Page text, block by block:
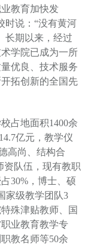
教育加快发
时说：“没有黄河
长期以来，经过
学院已成为一所
优良、技术服务
拓创新的全国先
占地面积1400余
亿元，教学仪
高尚、结构合
资队伍，现有教职
30% ，博士、硕
家级教学团队3
殊津贴教师、国
业教育教学专
教名师等50余